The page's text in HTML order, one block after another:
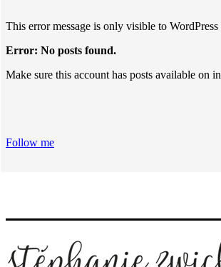
This error message is only visible to WordPress
Error: No posts found.
Make sure this account has posts available on
Follow me